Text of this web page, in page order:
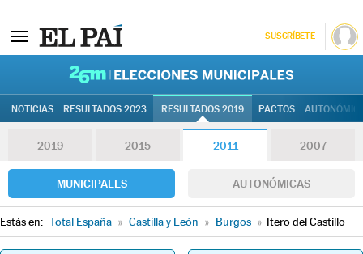
SUSCRÍBETE
NOTICIAS RESULTADOS 2023 RESULTADOS 2019 PACTOS
2019 2015 2011 2007
MUNICIPALES AUTONÓMICAS
Estás en: Total España » Castilla y León » Burgos » Itero del Castillo